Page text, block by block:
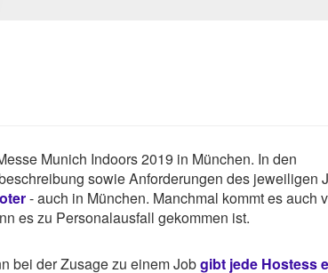
Munich Indoors 2019 in München. In den
sowie Anforderungen des jeweiligen
- auch in München. Manchmal kommt es auch
es zu Personalausfall gekommen ist.
bei der Zusage zu einem Jobgibt jede Hostess